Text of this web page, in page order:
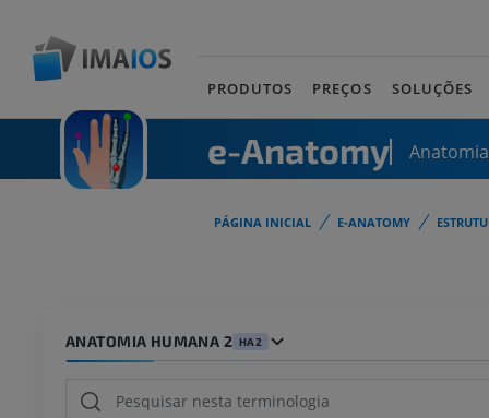
PRODUTOS PREÇOS SOLUÇÕES
e-Anatomy
PÁGINA INICIAL E-ANATOMY
ANATOMIA HUMANA 2 HA2